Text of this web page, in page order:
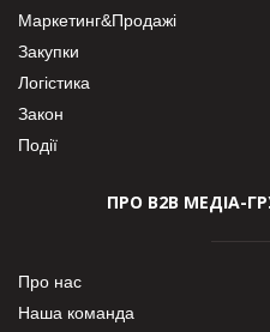
Маркетинг&Продажі
Закупки
Логістика
Закон
Події
ПРО В2В МЕДІА-
Про нас
Наша команда